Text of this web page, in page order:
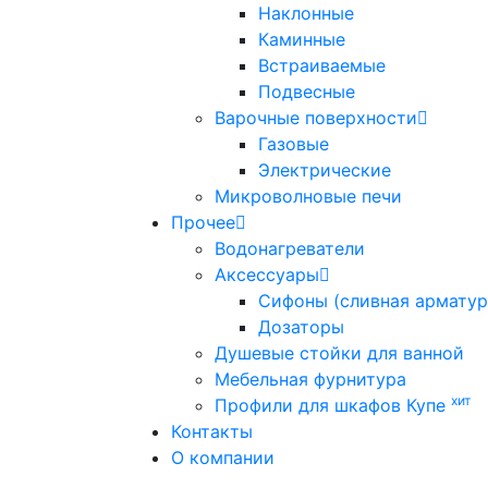
Наклонные
Каминные
Встраиваемые
Подвесные
Варочные поверхности
Газовые
Электрические
Микроволновые печи
Прочее
Водонагреватели
Аксессуары
Сифоны (сливная
Дозаторы
Душевые стойки для ванной
Мебельная фурнитура
Профили для шкафов Купе хит
Контакты
О компании